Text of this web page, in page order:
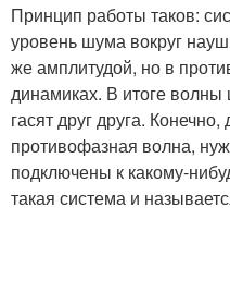
Принцип работы таков:
уровень шума вокруг
же амплитудой, но в
динамиках. В итоге
гасят друг друга.
противофазная волна,
подключены к
такая система и